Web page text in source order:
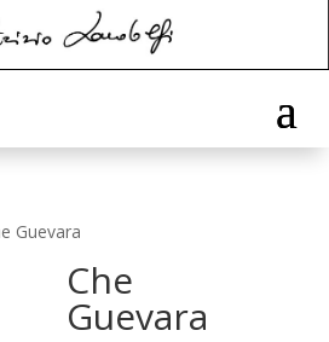
Guevara
Che
Guevara